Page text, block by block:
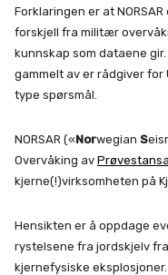
Forklaringen er at
forskjell fra militær
kunnskap som dataene
gammelt av er rådgiver
type spørsmål.
NORSAR («Norwegian S
Overvåking av
kjerne(!)virksomheten på
Hensikten er å oppdage
rystelsene fra jordskjelv
kjernefysiske